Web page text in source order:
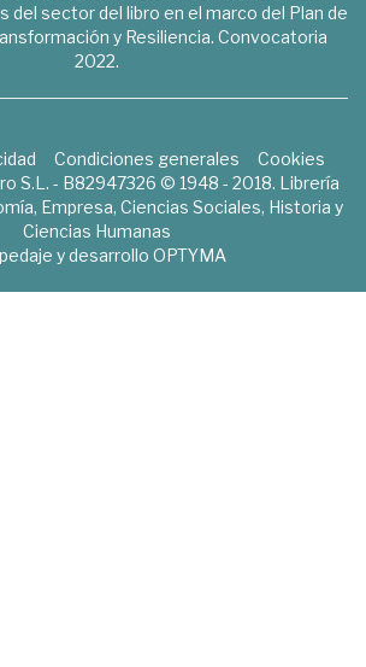
del sector del libro en el marco del Plan de
y Resiliencia. Convocatoria
2022.
Condiciones generales
Cookies
S.L. - B82947326 © 1948 - 2018. Librería
Empresa, Ciencias Sociales, Historia y
Ciencias Humanas
y desarrollo OPTYMA